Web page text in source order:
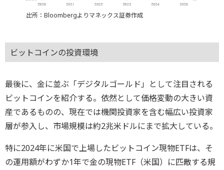
出所：Bloombergよりマネックス証券作成
ビットコインの投資環境
最後に、金に並ぶ「デジタルゴールド」として注目される
ビットコインを紹介する。依然として価格変動の大きい資
産であるものの、現在では機関投資家を含む幅広い投資家
層が参入し、市場規模は約2兆米ドルにまで拡大している。
特に2024年に米国で上場したビットコイン現物ETFは、そ
の運用額がわずか1年で金の現物ETF（米国）に匹敵する規